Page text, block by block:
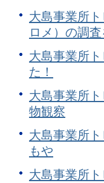
大島事業所
ロメ）の調
大島事業所
た！
大島事業所
物観察
大島事業所
もや
大島事業所